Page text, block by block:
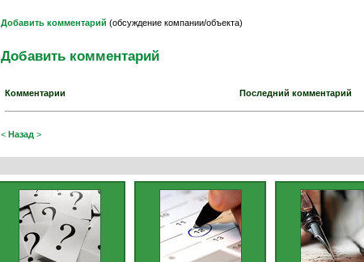
Добавить комментарий (обсуждение компании/объекта)
Добавить комментарий
Комментарии Последний комментарий
< Назад >